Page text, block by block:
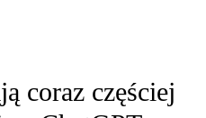
coraz częściej